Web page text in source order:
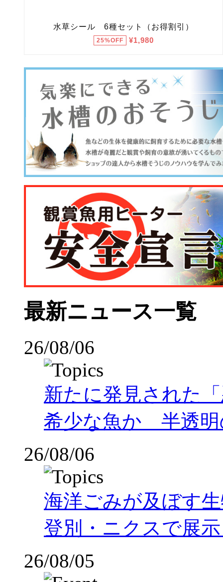
最新ニュース一覧
26/08/06
新たに発見された
希少な魚か 半透明
26/08/06
海洋ごみが及ぼす
登別・ニクスで展
26/08/05